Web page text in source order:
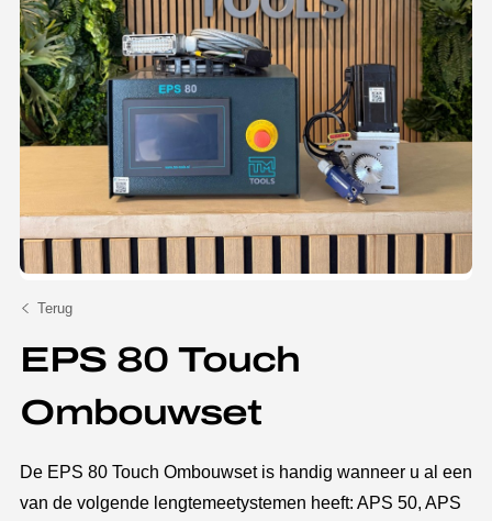
Terug
EPS 80 Touch
Ombouwset
De EPS 80 Touch Ombouwset is handig wanneer u al een
van de volgende lengtemeetystemen heeft: APS 50, APS